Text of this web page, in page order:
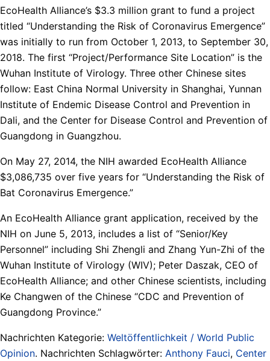
EcoHealth Alliance’s $3.3 million grant to fund a project
titled “Understanding the Risk of Coronavirus Emergence”
was initially to run from October 1, 2013, to September 30,
2018. The first “Project/Performance Site Location” is the
Wuhan Institute of Virology. Three other Chinese sites
follow: East China Normal University in Shanghai, Yunnan
Institute of Endemic Disease Control and Prevention in
Dali, and the Center for Disease Control and Prevention of
Guangdong in Guangzhou.
On May 27, 2014, the NIH awarded EcoHealth Alliance
$3,086,735 over five years for “Understanding the Risk of
Bat Coronavirus Emergence.”
An EcoHealth Alliance grant application, received by the
NIH on June 5, 2013, includes a list of “Senior/Key
Personnel” including Shi Zhengli and Zhang Yun-Zhi of the
Wuhan Institute of Virology (WIV); Peter Daszak, CEO of
EcoHealth Alliance; and other Chinese scientists, including
Ke Changwen of the Chinese “CDC and Prevention of
Guangdong Province.”
Nachrichten Kategorie: Weltöffentlichkeit / World Public
Opinion. Nachrichten Schlagwörter: Anthony Fauci, Center